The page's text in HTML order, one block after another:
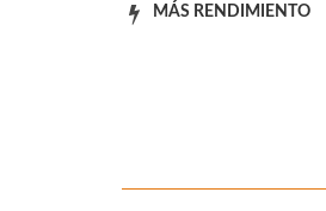
MÁS RENDIMIENTO